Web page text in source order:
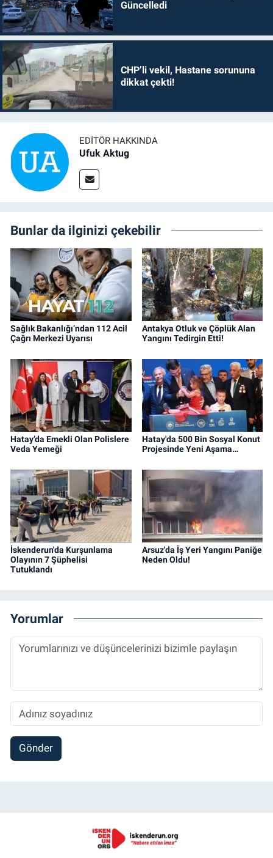
Güncelledi
CHP’li vekil, Hastane sorununa
dikkat çekti!
EDITÖR HAKKINDA
Ufuk Aktug
Bunlar da ilginizi çekebilir
Sağlık Bakanlığı’ndan 112 Acil
Çağrı Merkezi Uyarısı
Antakya Otluk ve Çöplük Alan
Yangını Tedirgin Etti!
Hatay’da Emekli Olan Polislere
Veda Yemeği
Hatay'da 500 Bin Sosyal Konut
Projesinde Yeni Aşama…
İskenderun'da Kurşunlama
Olayının 7 Şüphelisi
Tutuklandı
Arsuz'da İş Yeri Yangını Paniğe
Neden Oldu!
Yorumlar
Gönder